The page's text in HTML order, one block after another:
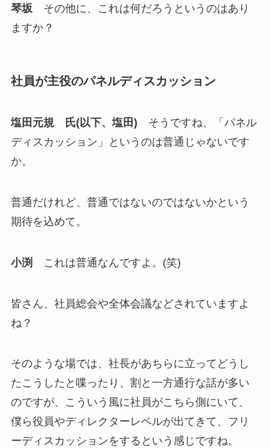
琴坂 その他に、これは何だろうというのはあり
ますか？
社員が主役のパネルディスカッション
塩田元規 氏(以下、塩田) そうですね、「パネル
ディスカッション」というのは普通じゃないです
か。
普通だけれど、普通ではないのではないかという
期待を込めて。
小渕 これは普通なんですよ。(笑)
皆さん、社員総会や全体会議などされていますよ
ね？
そのような場では、社長があちらに立ってどうし
たこうしたと喋ったり、割と一方通行な話が多い
のですが、こういう風に社員がこちら側にいて、
僕ら役員やディレクターレベルが出てきて、フリ
ーディスカッションをするという感じですね。